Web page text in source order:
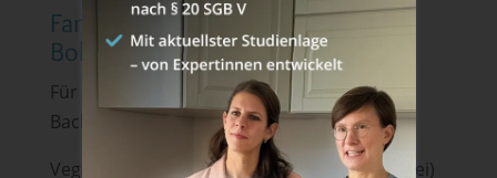
Familienrezept Baby –
Bohnenbratlinge mit Ofengemüse
Für 4 Portionen – Zubereitungszeit: 40 Min.,
Backzeit: 25 – 30 Min.
Vegan, laktosefrei, milcheiweißfrei, (glutenfrei)